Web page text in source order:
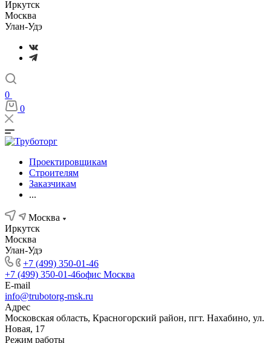
Иркутск
Москва
Улан-Удэ
0
0
Проектировщикам
Строителям
Заказчикам
...
Москва
Иркутск
Москва
Улан-Удэ
+7 (499) 350-01-46
+7 (499) 350-01-46офис Москва
E-mail
info@trubotorg-msk.ru
Адрес
Московская область, Красногорский район, пгт. Нахабино, ул.
Новая, 17
Режим работы